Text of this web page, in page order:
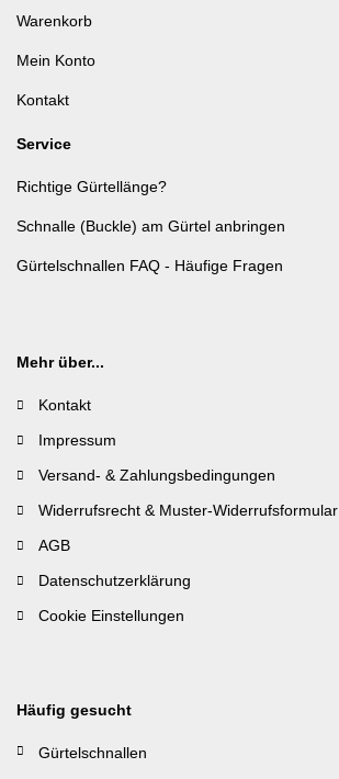
Warenkorb
Mein Konto
Kontakt
Service
Richtige Gürtellänge?
Schnalle (Buckle) am Gürtel anbringen
Gürtelschnallen FAQ - Häufige Fragen
Mehr über...
Kontakt
Impressum
Versand- & Zahlungsbedingungen
Widerrufsrecht & Muster-Widerrufsformular
AGB
Datenschutzerklärung
Cookie Einstellungen
Häufig gesucht
Gürtelschnallen